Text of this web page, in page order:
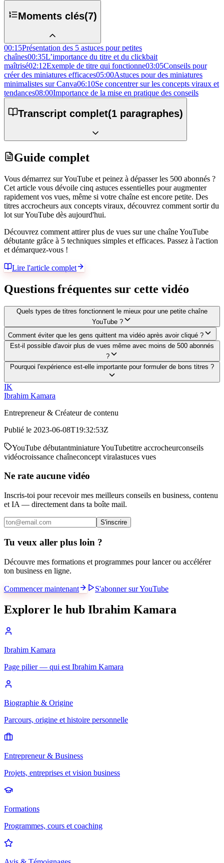
Moments clés(7)
00:15Présentation des 5 astuces pour petites
chaînes00:35L’importance du titre et du clickbait
maîtrisé02:12Exemple de titre qui fonctionne03:05Conseils pour
créer des miniatures efficaces05:00Astuces pour des miniatures
minimalistes sur Canva06:10Se concentrer sur les concepts viraux et
tendances08:00Importance de la mise en pratique des conseils
Transcript complet(1 paragraphes)
Guide complet
Vous démarrez sur YouTube et peinez à dépasser les 500 abonnés ?
Cet article vous dévoile cinq astuces essentielles pour augmenter
rapidement vos vues, même si votre chaîne est encore petite. Des
titres accrocheurs aux concepts viraux, découvrez comment sortir du
lot sur YouTube dès aujourd'hui.
Découvrez comment attirer plus de vues sur une chaîne YouTube
débutante grâce à 5 techniques simples et efficaces. Passez à l'action
et démarquez-vous !
Lire l'article complet
Questions fréquentes sur cette vidéo
Quels types de titres fonctionnent le mieux pour une petite chaîne
YouTube ?
Comment éviter que les gens quittent ma vidéo après avoir cliqué ?
Est-il possible d'avoir plus de vues même avec moins de 500 abonnés
?
Pourquoi l'expérience est-elle importante pour formuler de bons titres ?
IK
Ibrahim Kamara
Entrepreneur & Créateur de contenu
Publié le 2023-06-08T19:32:53Z
YouTube débutantminiature YouTubetitre accrocheurconseils
vidéocroissance chaîneconcept viralastuces vues
Ne rate aucune vidéo
Inscris-toi pour recevoir mes meilleurs conseils en business, contenu
et IA — directement dans ta boîte mail.
S'inscrire
Tu veux aller plus loin ?
Découvre mes formations et programmes pour lancer ou accélérer
ton business en ligne.
Commencer maintenant S'abonner sur YouTube
Explorer le hub Ibrahim Kamara
Ibrahim Kamara
Page pilier — qui est Ibrahim Kamara
Biographie & Origine
Parcours, origine et histoire personnelle
Entrepreneur & Business
Projets, entreprises et vision business
Formations
Programmes, cours et coaching